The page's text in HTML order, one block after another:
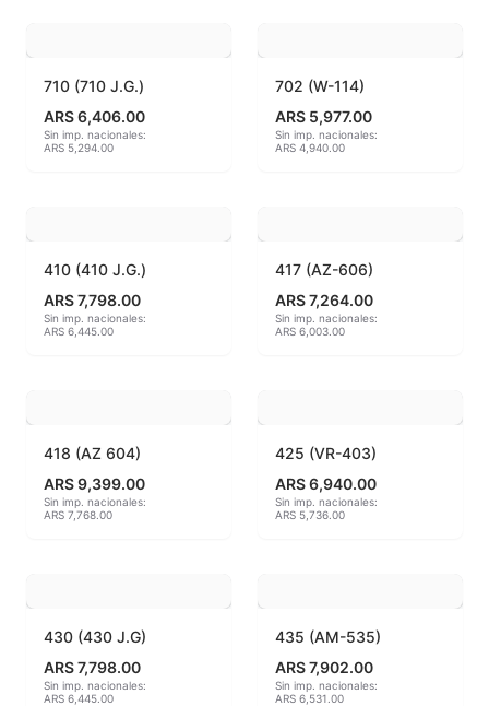
Herramientas
Jaspeadores
Ladrillos aislantes para horno
Lápices y rotuladores
Libros y Revistas
Materias primas
MAYCO CLEAR GLAZES
MAYCO DESIGNER LINER
710 (710 J.G.)
ARS 6,406.00
Sin imp. nacionales:
ARS 5,294.00
702 (W-114)
ARS 5,977.00
Sin imp. nacionales:
ARS 4,940.00
410 (410 J.G.)
ARS 7,798.00
Sin imp. nacionales:
ARS 6,445.00
417 (AZ-606)
ARS 7,264.00
Sin imp. nacionales:
ARS 6,003.00
418 (AZ 604)
ARS 9,399.00
Sin imp. nacionales:
ARS 7,768.00
425 (VR-403)
ARS 6,940.00
Sin imp. nacionales:
ARS 5,736.00
430 (430 J.G)
ARS 7,798.00
Sin imp. nacionales:
ARS 6,445.00
435 (AM-535)
ARS 7,902.00
Sin imp. nacionales:
ARS 6,531.00